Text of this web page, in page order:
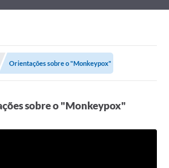
Orientações sobre o "Monkeypox"
sobre o "Monkeypox"